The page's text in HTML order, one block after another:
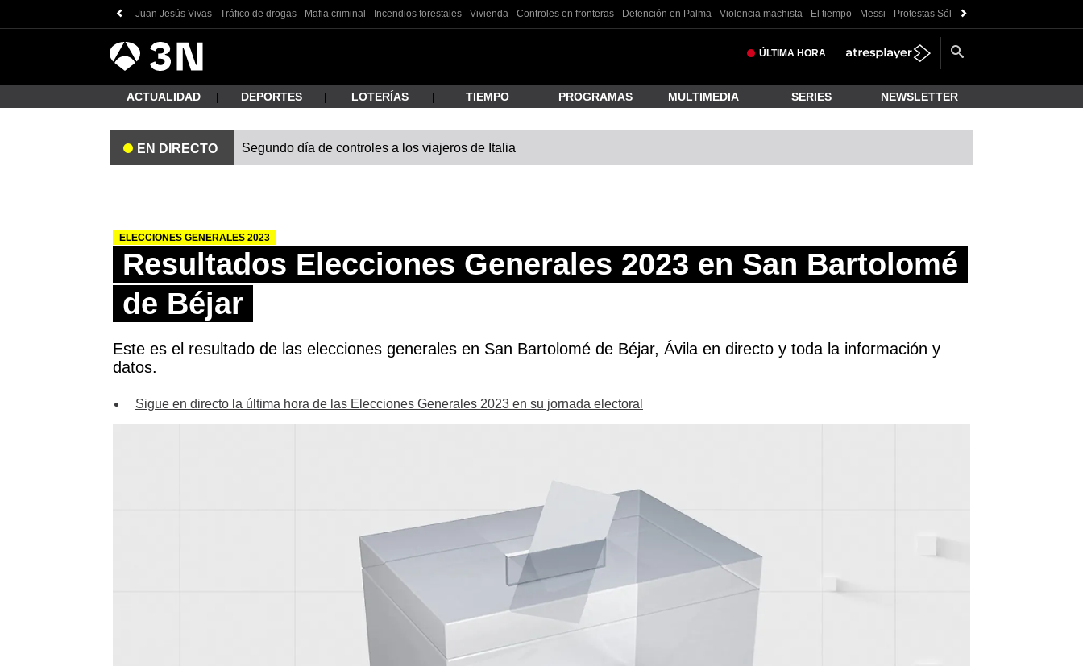
Juan Jesús Vivas Tráfico de drogas Mafia criminal Incendios forestales Vivienda Controles en fronteras Detención en Palma Violencia machista El tiempo Messi Protestas Sóller
3
Noticias ÚLTIMA HORA
Buscar
ACTUALIDAD DEPORTES LOTERÍAS TIEMPO PROGRAMAS MULTIMEDIA SERIES NEWSLETTER
EN DIRECTO Segundo día de controles a los viajeros de Italia
ELECCIONES GENERALES 2023
Resultados Elecciones Generales 2023 en San Bartolomé
de Béjar
Este es el resultado de las elecciones generales en San Bartolomé de Béjar, Ávila en directo y toda la información y
datos.
Sigue en directo la última hora de las Elecciones Generales 2023 en su jornada electoral